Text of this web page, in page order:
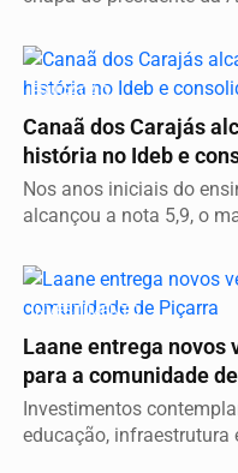
EDUCAÇÃO
Canaã dos Carajás
história no Ideb e
Nos anos iniciais do
alcançou a nota 5,9, o
INVESTIMENTO
Laane entrega novos
para a comunidade
Investimentos
educação, infraestrutura